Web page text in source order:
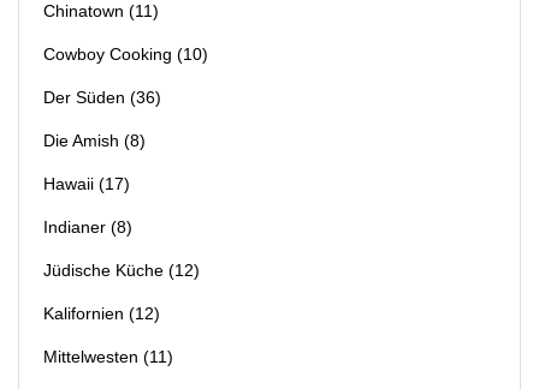
Chinatown (11)
Cowboy Cooking (10)
Der Süden (36)
Die Amish (8)
Hawaii (17)
Indianer (8)
Jüdische Küche (12)
Kalifornien (12)
Mittelwesten (11)